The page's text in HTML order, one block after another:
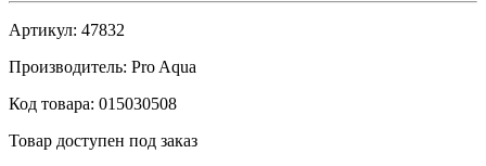
Артикул: 47832
Производитель: Pro Aqua
Код товара: 015030508
Товар доступен под заказ